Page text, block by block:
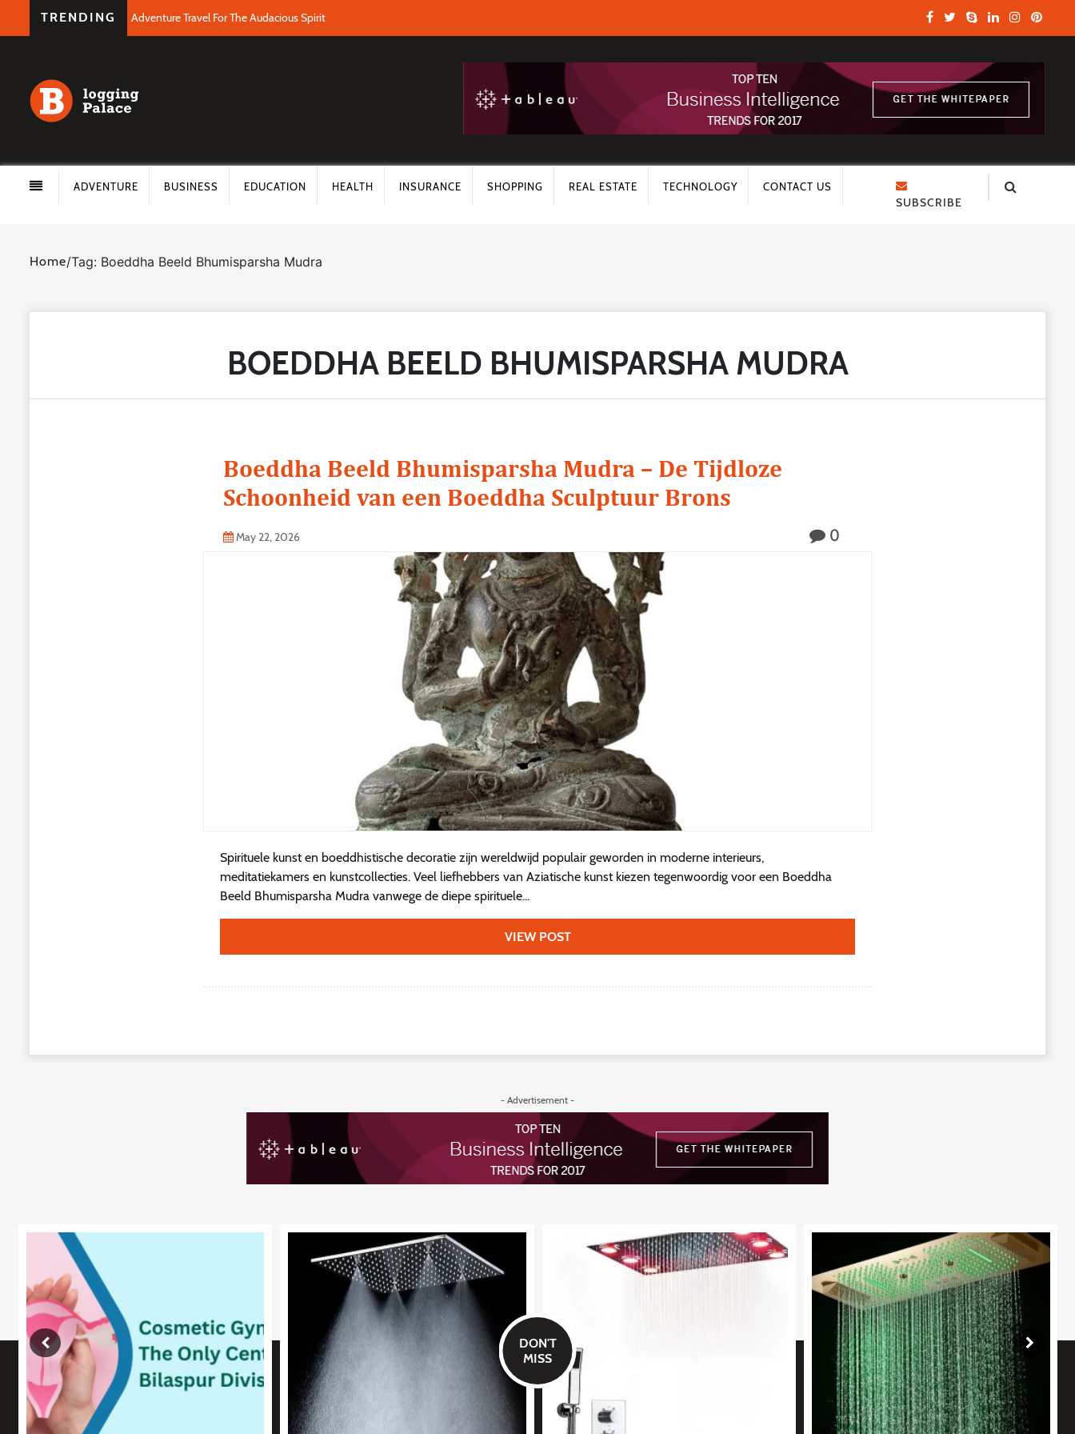
TRENDING Adventure Travel For The Audacious Spirit
ADVENTURE BUSINESS EDUCATION HEALTH INSURANCE SHOPPING REAL ESTATE TECHNOLOGY CONTACT US
SUBSCRIBE
Home/Tag: Boeddha Beeld Bhumisparsha Mudra
BOEDDHA BEELD BHUMISPARSHA MUDRA
Boeddha Beeld Bhumisparsha Mudra – De Tijdloze
Schoonheid van een Boeddha Sculptuur Brons
May 22, 2026 0
Spirituele kunst en boeddhistische decoratie zijn wereldwijd populair geworden in moderne interieurs,
meditatiekamers en kunstcollecties. Veel liefhebbers van Aziatische kunst kiezen tegenwoordig voor een Boeddha
Beeld Bhumisparsha Mudra vanwege de diepe spirituele...
VIEW POST
- Advertisement -
DON'T
MISS